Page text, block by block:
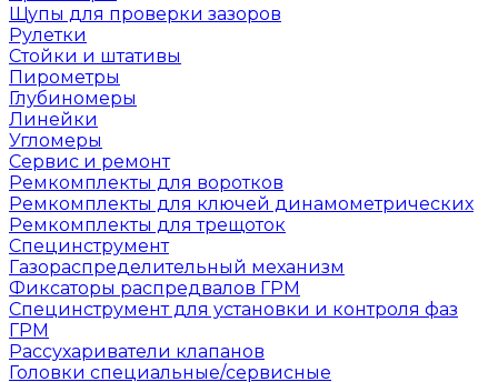
Щупы для проверки зазоров
Рулетки
Стойки и штативы
Пирометры
Глубиномеры
Линейки
Угломеры
Сервис и ремонт
Ремкомплекты для воротков
Ремкомплекты для ключей динамометрических
Ремкомплекты для трещоток
Специнструмент
Газораспределительный механизм
Фиксаторы распредвалов ГРМ
Специнструмент для установки и контроля фаз
ГРМ
Рассухариватели клапанов
Головки специальные/сервисные